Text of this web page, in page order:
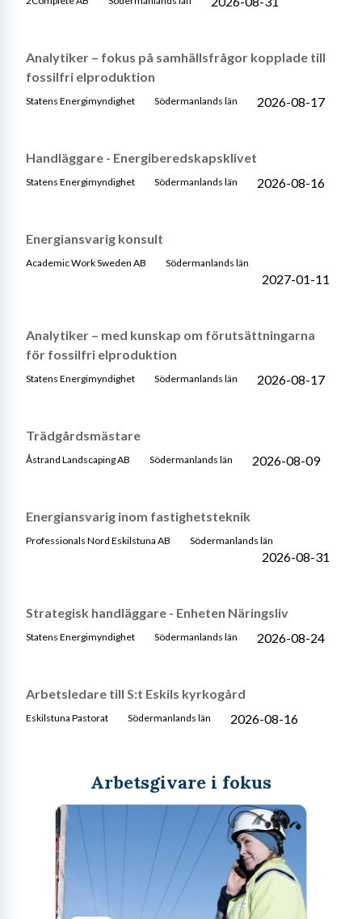
Analytiker – fokus på samhällsfrågor kopplade till
fossilfri elproduktion
Statens Energimyndighet Södermanlands län 2026-08-17
Handläggare - Energiberedskapsklivet
Statens Energimyndighet Södermanlands län 2026-08-16
Energiansvarig konsult
Academic Work Sweden AB Södermanlands län
2027-01-11
Analytiker – med kunskap om förutsättningarna
för fossilfri elproduktion
Statens Energimyndighet Södermanlands län 2026-08-17
Trädgårdsmästare
Åstrand Landscaping AB Södermanlands län 2026-08-09
Energiansvarig inom fastighetsteknik
Professionals Nord Eskilstuna AB Södermanlands län
2026-08-31
Strategisk handläggare - Enheten Näringsliv
Statens Energimyndighet Södermanlands län 2026-08-24
Arbetsledare till S:t Eskils kyrkogård
Eskilstuna Pastorat Södermanlands län 2026-08-16
Arbetsgivare i fokus